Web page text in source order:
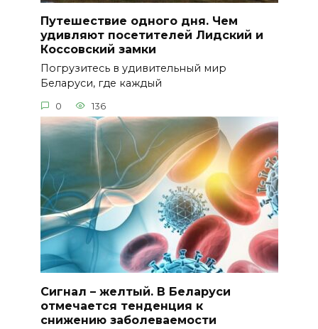
Путешествие одного дня. Чем
удивляют посетителей Лидский и
Коссовский замки
Погрузитесь в удивительный мир
Беларуси, где каждый
0 136
Сигнал – желтый. В Беларуси
отмечается тенденция к
снижению заболеваемости